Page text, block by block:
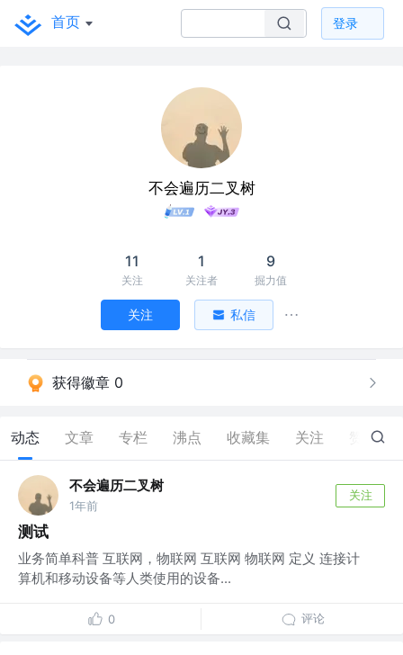
首页 登录
不会遍历二叉树
11
关注
1
关注者
9
掘力值
关注 私信
获得徽章 0
动态 文章 专栏 沸点 收藏集 关注 6
不会遍历二叉树
1年前
关注
测试
业务简单科普 互联网，物联网 互联网 物联网 定义 连接计
算机和移动设备等人类使用的设备...
0 评论